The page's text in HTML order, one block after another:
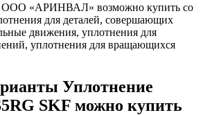
ООО «АРИНВАЛ» возможно купить со
для деталей, совершающих
движения, уплотнения для
уплотнения для вращающихся
Уплотнение
SKF можно купить